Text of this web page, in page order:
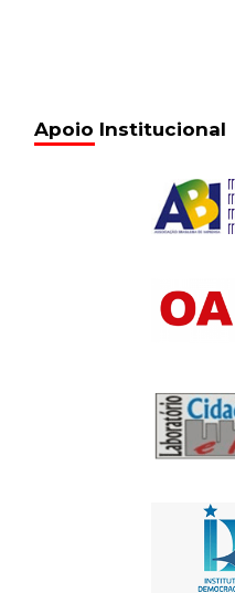
Apoio Institucional